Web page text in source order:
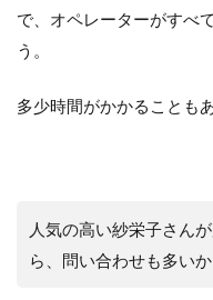
で、オペレーターがすべ
う。
多少時間がかかることも
人気の高い紗栄子さん
ら、問い合わせも多いか